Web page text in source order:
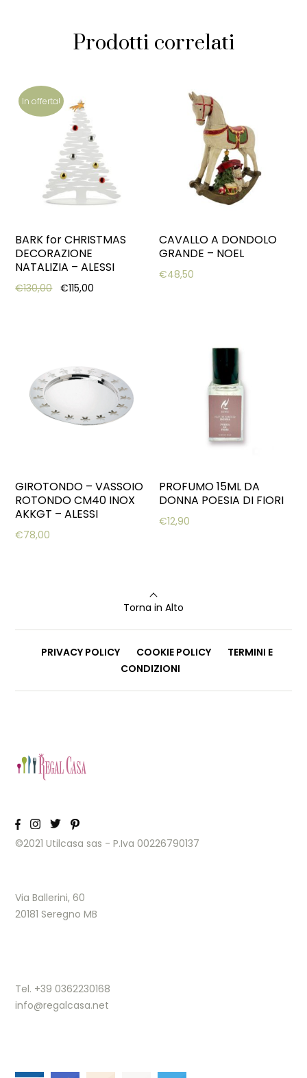
Prodotti correlati
In offerta!
BARK for CHRISTMAS
DECORAZIONE
NATALIZIA – ALESSI
€130,00 Original price was: €130,00.
€115,00
CAVALLO A DONDOLO
GRANDE – NOEL
€48,50
GIROTONDO – VASSOIO
ROTONDO CM40 INOX
AKKGT – ALESSI
€78,00
PROFUMO 15ML DA
DONNA POESIA DI FIORI
€12,90
Torna in Alto
PRIVACY POLICY COOKIE POLICY
TERMINI E
CONDIZIONI
©2021 Utilcasa sas - P.Iva 00226790137
Via Ballerini, 60
20181 Seregno MB
Tel. +39 0362230168
info@regalcasa.net